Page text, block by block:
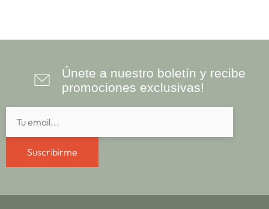
Únete a nuestro boletín y recibe
promociones exclusivas!
Suscribirme